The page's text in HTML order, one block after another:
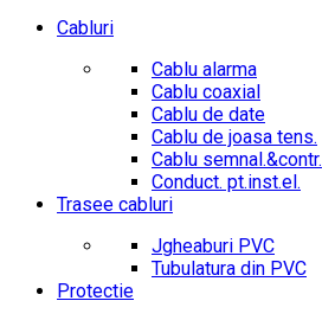
Cabluri
Cablu alarma
Cablu coaxial
Cablu de date
Cablu de joasa tens.
Cablu semnal.&contr.
Conduct. pt.inst.el.
Trasee cabluri
Jgheaburi PVC
Tubulatura din PVC
Protectie